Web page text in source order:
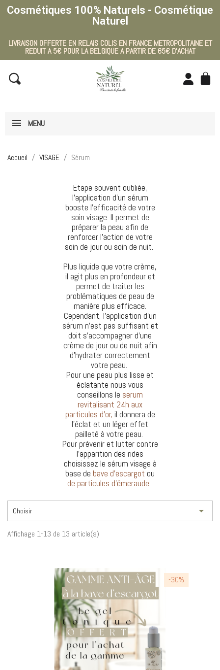
Cosmétiques 100% Naturels - Cosmétique
Naturel
LIVRAISON OFFERTE EN RELAIS COLIS EN FRANCE METROPOLITAINE ET
REDUIT A 5€ POUR LA BELGIQUE A PARTIR DE 65€ D'ACHAT
MENU
Accueil VISAGE Sérum
Etape souvent oubliée,
l'application d'un sérum
booste l'efficacité de votre
soin visage. Il permet de
préparer la peau afin de
renforcer l'action de votre
soin de jour ou soin de nuit.
Plus liquide que votre crème,
il agit plus en profondeur et
permet de traiter les
problématiques de peau de
manière plus efficace.
Cependant, l'application d'un
sérum n'est pas suffisant et
doit s'accompagner d'une
crème de jour ou de nuit afin
d'hydrater correctement
votre peau.
Pour une peau plus lisse et
éclatante nous vous
conseillons le serum
revitalisant 24h aux
particules d'or, il donnera de
l'éclat et un léger effet
pailleté à votre peau.
Pour prévenir et lutter contre
l'apparition des rides
choisissez le sérum visage à
base de bave d'escargot ou
de particules d'émeraude.
Choisir 
Affichage 1-13 de 13 article(s)
-30%